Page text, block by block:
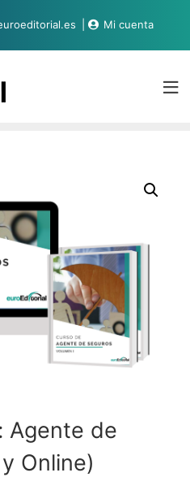
Mi cuenta
Agente de
Online)